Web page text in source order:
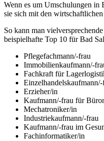
Wenn es um Umschulungen in
sie sich mit den
So kann man
beispielhafte Top 10 für Bad
Pflegefachmann/-frau
Immobilienkaufmann/-
Fachkraft für
Einzelhandelskaufmann/-
Erzieher/in
Kaufmann/-frau für
Mechatroniker/in
Industriekaufmann/-frau
Kaufmann/-frau im
Fachinformatiker/in